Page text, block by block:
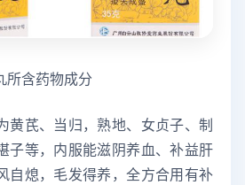
所含药物成分
黄芪、当归，熟地、女贞子、制
子等，内服能滋阴养血、补益肝
自熄，毛发得养，全方合用有补